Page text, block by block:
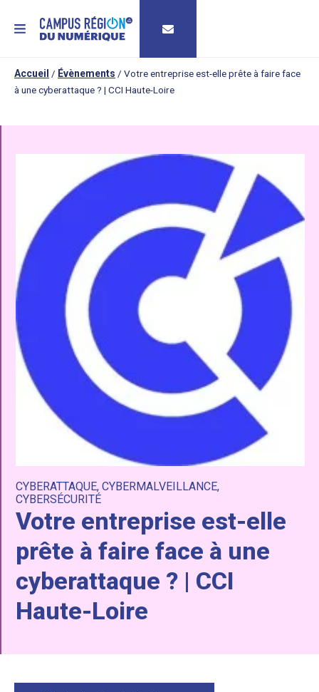
MENU
Accueil / Évènements / Votre entreprise est-elle prête à faire face
à une cyberattaque ? | CCI Haute-Loire
CYBERATTAQUE, CYBERMALVEILLANCE,
CYBERSÉCURITÉ
Votre entreprise est-elle
prête à faire face à une
cyberattaque ? | CCI
Haute-Loire